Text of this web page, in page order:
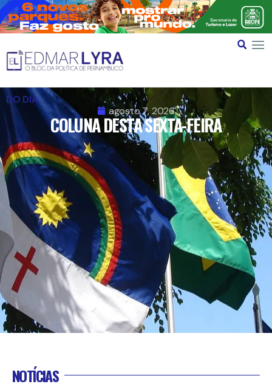
DO DIA
agosto 7, 2026
COLUNA DESTA SEXTA-FEIRA
NOTÍCIAS